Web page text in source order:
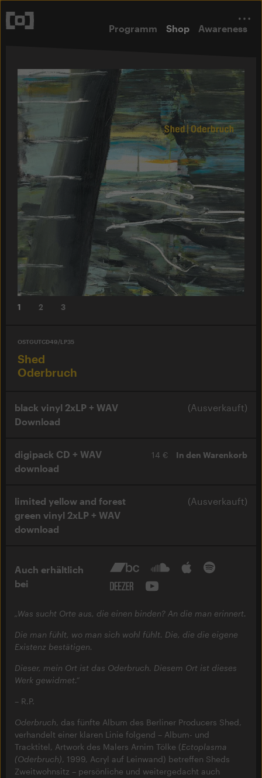
Programm Shop Awareness
1 2 3
OSTGUTCD49/LP35
Shed
Oderbruch
black vinyl 2xLP + WAV
Download
(Ausverkauft)
digipack CD + WAV
download
14 € In den Warenkorb
limited yellow and forest
green vinyl 2xLP + WAV
download
(Ausverkauft)
Auch erhältlich
bei
„Was sucht Orte aus, die einen binden? An die man erinnert.
Die man fühlt, wo man sich wohl fühlt. Die, die die eigene
Existenz bestätigen.
Dieser, mein Ort ist das Oderbruch. Diesem Ort ist dieses
Werk gewidmet.“
– R.P.
Oderbruch, das fünfte Album des Berliner Producers Shed,
verhandelt einer klaren Linie folgend – Album- und
Tracktitel, Artwork des Malers Arnim Tölke (Ectoplasma
(Oderbruch), 1999, Acryl auf Leinwand) betreffen Sheds
Zweitwohnsitz – persönliche und weitergedacht auch